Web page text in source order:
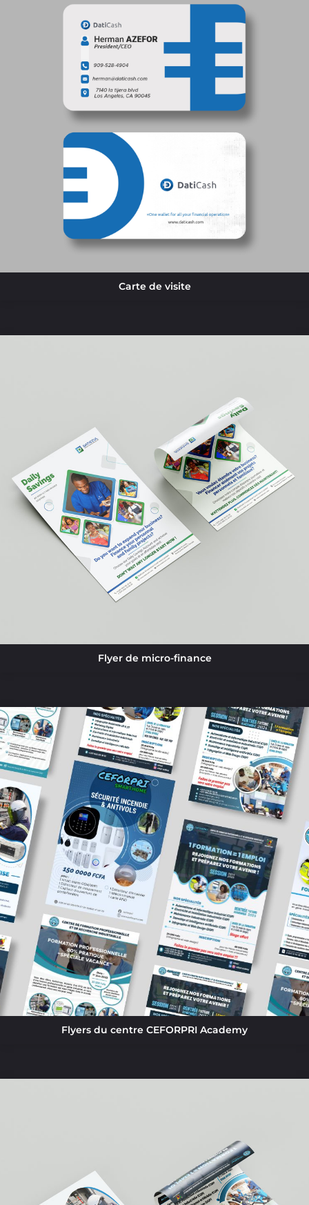
Carte de visite
Flyer de micro-finance
Flyers du centre CEFORPRI Academy